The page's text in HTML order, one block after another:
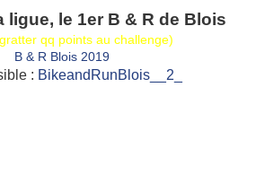
ligue, le 1er B & R de Blois
qq points au challenge)
: BikeandRunBlois__2_